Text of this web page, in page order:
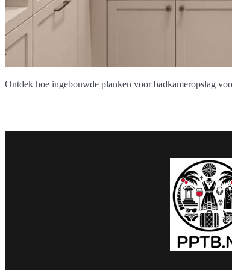
Ontdek hoe ingebouwde planken voor badkameropslag